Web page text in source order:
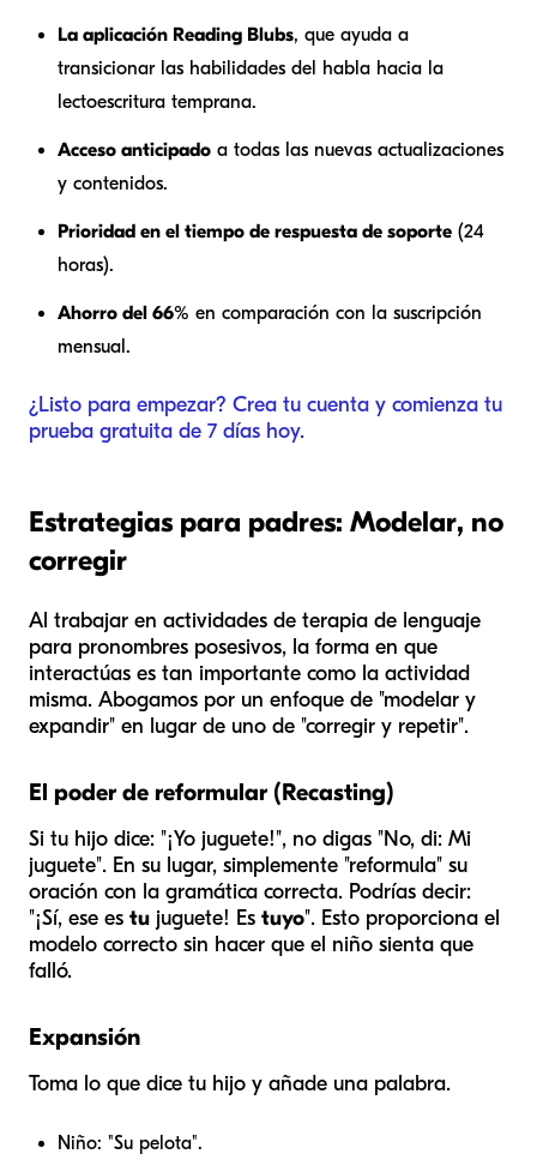
La aplicación Reading Blubs, que ayuda a
transicionar las habilidades del habla hacia la
lectoescritura temprana.
Acceso anticipado a todas las nuevas actualizaciones
y contenidos.
Prioridad en el tiempo de respuesta de soporte (24
horas).
Ahorro del 66% en comparación con la suscripción
mensual.
¿Listo para empezar? Crea tu cuenta y comienza tu
prueba gratuita de 7 días hoy.
Estrategias para padres: Modelar, no
corregir
Al trabajar en actividades de terapia de lenguaje
para pronombres posesivos, la forma en que
interactúas es tan importante como la actividad
misma. Abogamos por un enfoque de "modelar y
expandir" en lugar de uno de "corregir y repetir".
El poder de reformular (Recasting)
Si tu hijo dice: "¡Yo juguete!", no digas "No, di: Mi
juguete". En su lugar, simplemente "reformula" su
oración con la gramática correcta. Podrías decir:
"¡Sí, ese es tu juguete! Es tuyo". Esto proporciona el
modelo correcto sin hacer que el niño sienta que
falló.
Expansión
Toma lo que dice tu hijo y añade una palabra.
Niño: "Su pelota".